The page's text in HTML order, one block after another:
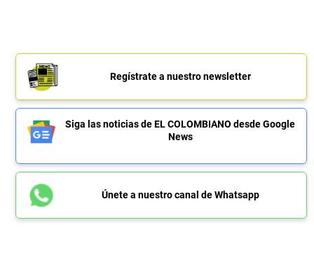
Regístrate a nuestro newsletter
Siga las noticias de EL COLOMBIANO desde Google
News
Únete a nuestro canal de Whatsapp